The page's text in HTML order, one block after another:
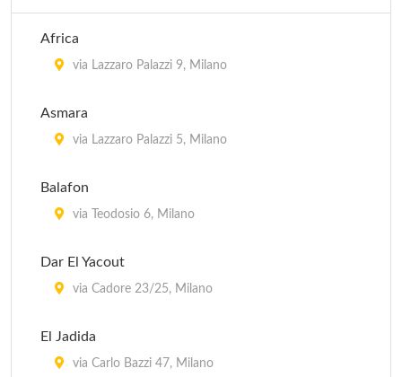
Il Girasole
Il Melograno
Innocenti Evasioni
Africa
via Lazzaro Palazzi 9, Milano
Asmara
via Lazzaro Palazzi 5, Milano
Balafon
via Teodosio 6, Milano
Dar El Yacout
via Cadore 23/25, Milano
El Jadida
via Carlo Bazzi 47, Milano